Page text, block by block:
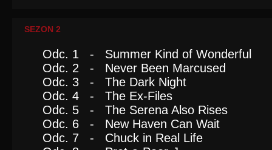
SEZON 2
Odc. 1 - Summer Kind of Wonderful
Odc. 2 - Never Been Marcused
Odc. 3 - The Dark Night
Odc. 4 - The Ex-Files
Odc. 5 - The Serena Also Rises
Odc. 6 - New Haven Can Wait
Odc. 7 - Chuck in Real Life